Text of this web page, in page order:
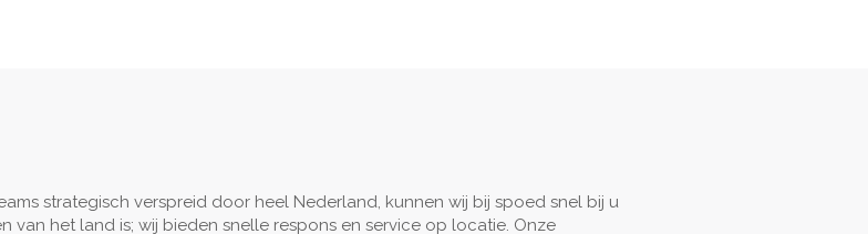
strategisch verspreid door heel Nederland, kunnen wij bij spoed snel bij u
het land is; wij bieden snelle respons en service op locatie. Onze